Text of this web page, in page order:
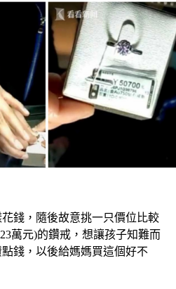
錢，隨後故意挑一只價位比較
萬元)的鑽戒，想讓孩子知難而